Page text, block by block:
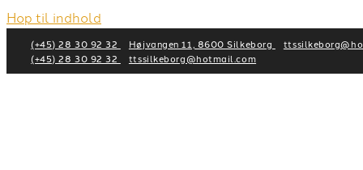
Hop til indhold
(+45) 28 30 92 32 Højvangen 11, 8600 Silkeborg
(+45) 28 30 92 32
ttssilkeborg@hotmail.com